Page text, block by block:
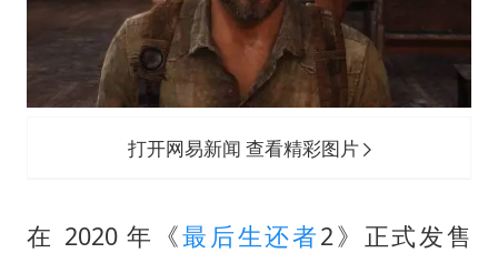
打开网易新闻 查看精彩图片
在 2020 年《最后生还者2》正式发售